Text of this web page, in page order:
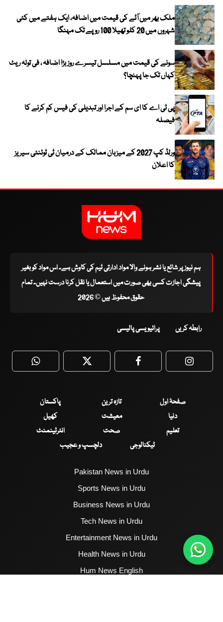
ملک بھر میں آٹے کی قیمت میں اضافہ، ایک ہفتے میں کئی
شہروں میں 20 کلو تھیلا 100 روپے تک مہنگا
سونے کی قیمت میں مسلسل تیسرے روز بڑا اضافہ ، فی تولہ ریٹ
کہاں تک جا پہنچا؟
پی ٹی اے کا ای سم کے اجرا اور تبدیلی کی فیس کم کرنے کا
فیصلہ
ورلڈ کپ 2027 کے میزبان ممالک کے درمیان ٹی ٹوئنٹی سیریز
کا اعلان
ہم نیوز پر شائع یا نشر ہونے والا مواد ادارتی ٹیم کی کاوش ہے۔ اس مواد کو بغیر
پیشگی اجازت کسی بھی صورت میں استعمال یا نقل کرنا درست نہیں۔ تمام
حقوق محفوظ ہیں © 2026
رابطہ کریں پرائیویسی پالیسی
WhatsApp Twitter Facebook
صفحۂ اول تازہ ترین
پاکستان
دنیا
معیشت
کھیل
تعلیم
صحت
انٹرٹینمنٹ
ٹیکنالوجی
دلچسپ و عجیب
Pakistan News in Urdu
Sports News in Urdu
Business News in Urdu
Tech News in Urdu
Entertainment News in Urdu
Health News in Urdu
Hum News English